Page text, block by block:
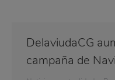
DelaviudaCG
campaña de